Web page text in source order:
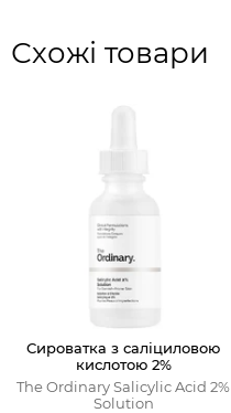
Схожі товари
Сироватка з саліциловою
кислотою 2%
The Ordinary Salicylic Acid 2%
Solution